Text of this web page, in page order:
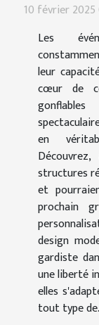
10 février 2025
Les
leur
cœur de
en
structures
et
prochain
design
gardiste
une liberté
elles
tout type